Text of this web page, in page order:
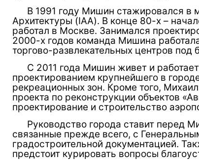
В 1991 году Мишин стажировался в
Архитектуры (IAA). В конце 80-х –
работал в Москве. Занимался
2000-х годов команда Мишина
торгово-развлекательных центров под
С 2011 года Мишин живет и
проектированием крупнейшего в
рекреационных зон. Кроме того,
проекта по реконструкции объектов
проектирование и строительство
Руководство города ставит перед
связанные прежде всего, с
градостроительной документацией.
предстоит курировать вопросы